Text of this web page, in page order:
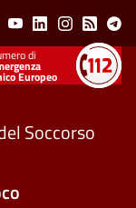
Menu
YoutubeLinkedinInstagram
Feed
utili
Europeo
Soccorso